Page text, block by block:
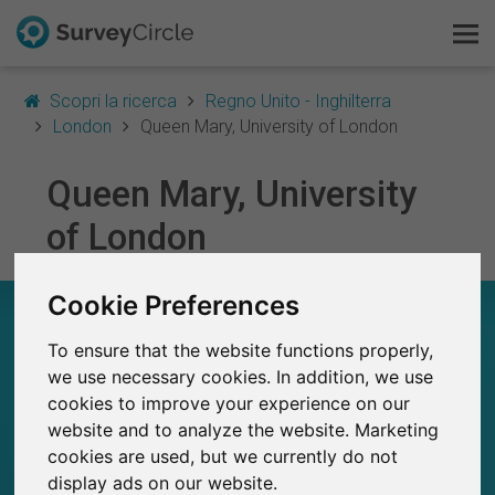
Cookie Preferences
To ensure that the website functions properly,
we use necessary cookies. In addition, we use
cookies to improve your experience on our
website and to analyze the website. Marketing
cookies are used, but we currently do not
display ads on our website.
Scopri la ricerca
Regno Unito - Inghilterra
London
Queen Mary, University of London
Queen Mary, University
of London
QUEEN MARY, UNIVERSITY OF LONDON – A
102
Studi pubblicati in precedenza su
SurveyCircle
4
Studi attualmente pubblicati su SurveyCircle
Questo è SurveyCircle
Survey Ranking
Scopri la ricerca
FAQ
Registrati gratis
Accedi